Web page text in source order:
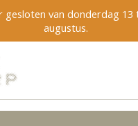
gesloten van donderdag 13
augustus.